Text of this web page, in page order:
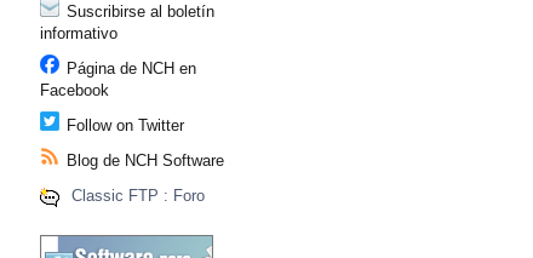
Suscribirse al boletín
informativo
Página de NCH en
Facebook
Follow on Twitter
Blog de NCH Software
Classic FTP : Foro